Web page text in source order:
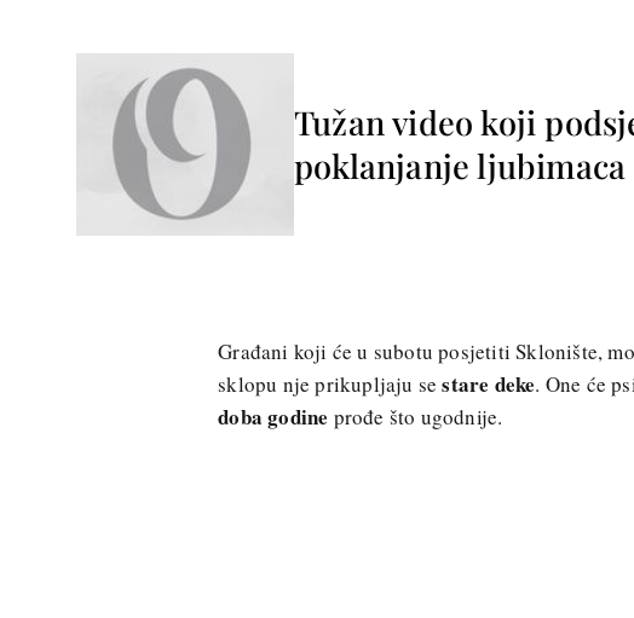
Tužan video koji
poklanjanje ljubimaca
Građani koji će u subotu posjetiti Sklonište,
sklopu nje prikupljaju sestare deke. One će
doba godine prođe što ugodnije.